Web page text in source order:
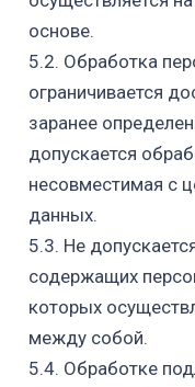
основе.
5.2. Обработка
ограничивается
заранее
допускается
несовместимая с
данных.
5.3. Не
содержащих
которых
между собой.
5.4. Обработке